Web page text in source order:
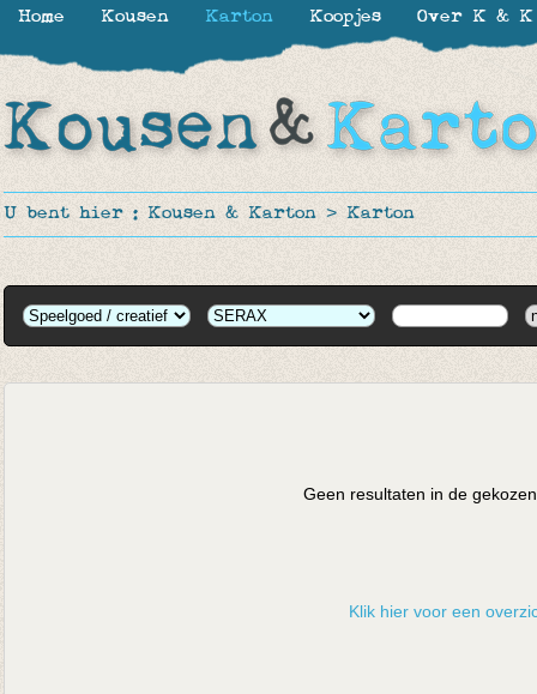
U bent hier : Kousen & Karton > Karton
Geen resultaten in de
Klik hier voor een
Home Kousen Karton Koopjes Over K & K